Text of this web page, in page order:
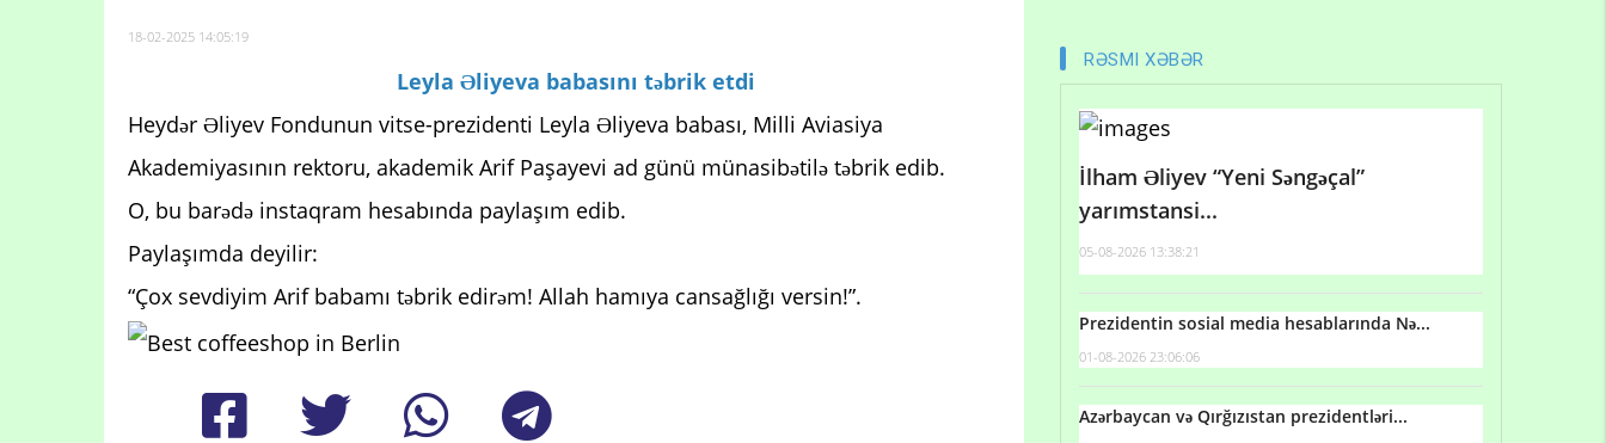
18-02-2025 14:05:19
Leyla Əliyeva babasını təbrik etdi
Heydər Əliyev Fondunun vitse-prezidenti Leyla Əliyeva babası, Milli Aviasiya
Akademiyasının rektoru, akademik Arif Paşayevi ad günü münasibətilə təbrik edib.
O, bu barədə instaqram hesabında paylaşım edib.
Paylaşımda deyilir:
“Çox sevdiyim Arif babamı təbrik edirəm! Allah hamıya cansağlığı versin!”.
RƏSMI XƏBƏR
İlham Əliyev “Yeni Səngəçal”
yarımstansi...
05-08-2026 13:38:21
Prezidentin sosial media hesablarında Nə...
01-08-2026 23:06:06
Azərbaycan və Qırğızıstan prezidentləri...